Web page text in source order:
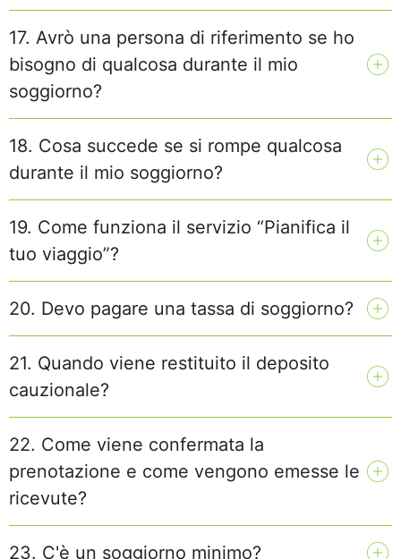
17. Avrò una persona di riferimento se ho
bisogno di qualcosa durante il mio
soggiorno?
18. Cosa succede se si rompe qualcosa
durante il mio soggiorno?
19. Come funziona il servizio “Pianifica il
tuo viaggio”?
20. Devo pagare una tassa di soggiorno?
21. Quando viene restituito il deposito
cauzionale?
22. Come viene confermata la
prenotazione e come vengono emesse le
ricevute?
23. C'è un soggiorno minimo?